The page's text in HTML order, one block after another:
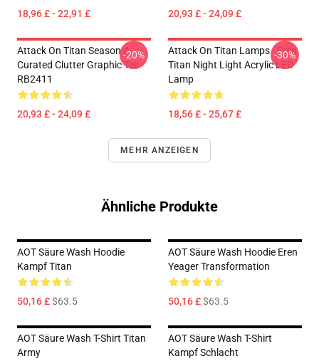
18,96 £ - 22,91 £ 20,93 £ - 24,09 £
Attack On Titan Season 4
Curated Clutter Graphic Tee
RB2411
20,93 £ - 24,09 £
-20%
Attack On Titan Lamps - Eren
Titan Night Light Acrylic LED
Lamp
18,56 £ - 25,67 £
-30%
MEHR ANZEIGEN
Ähnliche Produkte
AOT Säure Wash Hoodie
Kampf Titan
50,16 £$63.5
AOT Säure Wash Hoodie Eren
Yeager Transformation
50,16 £$63.5
AOT Säure Wash T-Shirt Titan
Army
AOT Säure Wash T-Shirt
Kampf Schlacht